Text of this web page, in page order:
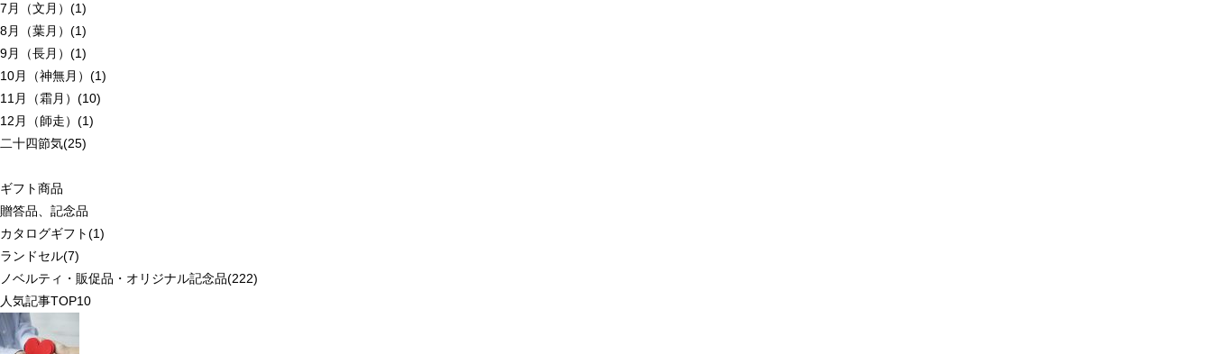
7月（文月）(1)
8月（葉月）(1)
9月（長月）(1)
10月（神無月）(1)
11月（霜月）(10)
12月（師走）(1)
二十四節気(25)
ギフト商品
贈答品、記念品
カタログギフト(1)
ランドセル(7)
ノベルティ・販促品・オリジナル記念品(222)
人気記事TOP10